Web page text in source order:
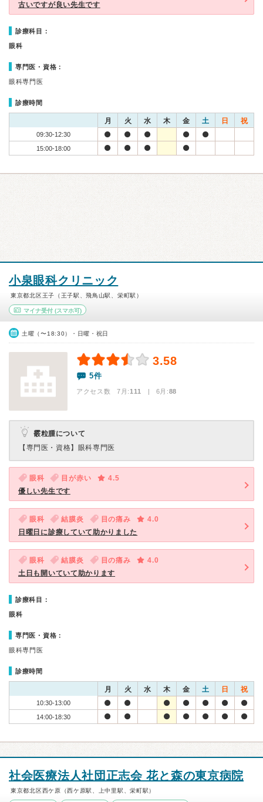
古いですが良い先生です
診療科目：
眼科
専門医・資格：
眼科専門医
診療時間
月 火 水 木 金 土 日 祝
09:30-12:30
15:00-18:00
小泉眼科クリニック
東京都北区王子（王子駅、飛鳥山駅、栄町駅）
マイナ受付 (スマホ可)
土曜（〜18:30）・日曜・祝日
3.58
5件
アクセス数 7月:111 | 6月:88
霰粒腫について
【専門医・資格】 眼科専門医
眼科 目が赤い
4.5
優しい先生です
眼科 結膜炎 目の痛み
4.0
日曜日に診療していて助かりました
眼科 結膜炎 目の痛み
4.0
土日も開いていて助かります
診療科目：
眼科
専門医・資格：
眼科専門医
診療時間
月 火 水 木 金 土 日 祝
10:30-13:00
14:00-18:30
社会医療法人社団正志会 花と森の東京病院
東京都北区西ケ原（西ケ原駅、上中里駅、栄町駅）